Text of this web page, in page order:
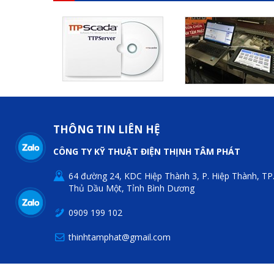
THÔNG TIN LIÊN HỆ
CÔNG TY KỸ THUẬT ĐIỆN THỊNH TÂM PHÁT
64 đường 24, KDC Hiệp Thành 3, P. Hiệp Thành, TP.
Thủ Dầu Một, Tỉnh Bình Dương
0909 199 102
thinhtamphat@gmail.com